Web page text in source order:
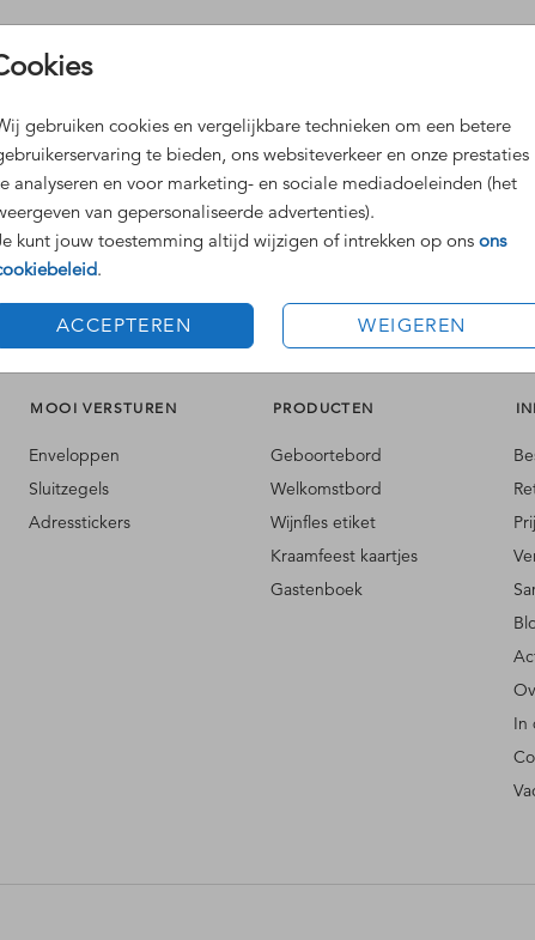
gebruiken cookies en vergelijkbare technieken om een betere
te bieden, ons websiteverkeer en onze prestaties
analyseren en voor marketing- en sociale mediadoeleinden (het
van gepersonaliseerde advertenties).
kunt jouw toestemming altijd wijzigen of intrekken op ons ons
.
ACCEPTEREN WEIGEREN
kleur
Dit
MOOI VERSTUREN
Enveloppen
Sluitzegels
Adresstickers
PRODUCTEN
Geboortebord
Welkomstbord
Wijnfles etiket
Kraamfeest kaartjes
Gastenboek
In